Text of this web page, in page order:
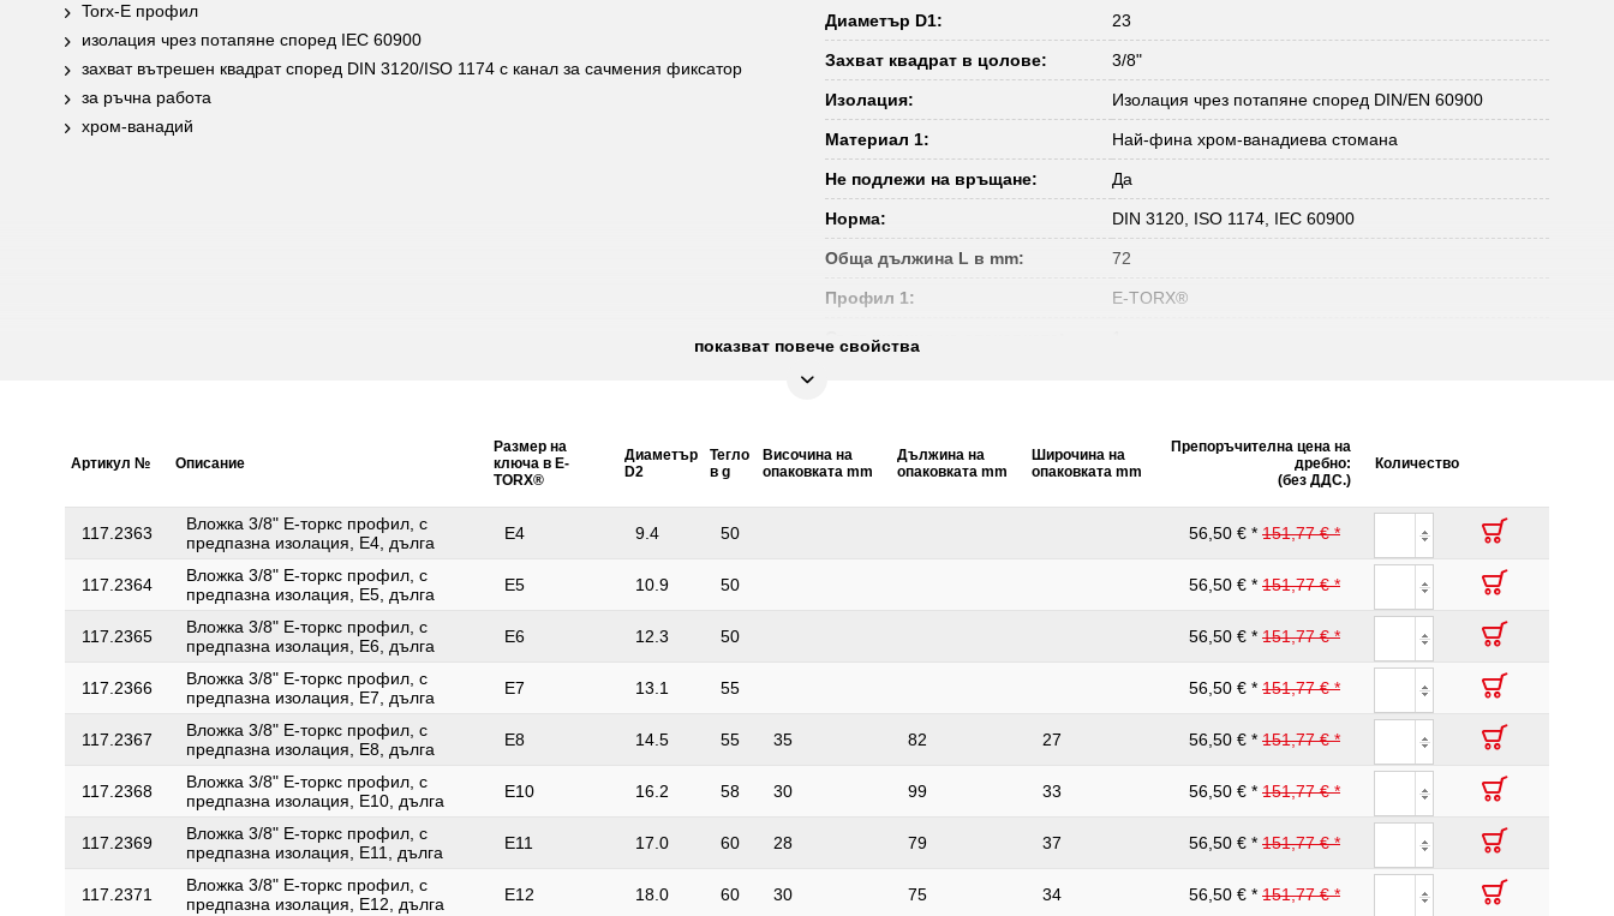
Torx-E профил
изолация чрез потапяне според IEC 60900
захват вътрешен квадрат според DIN 3120/ISO 1174 с канал за сачмения фиксатор
за ръчна работа
хром-ванадий
Диаметър D1: 23
Захват квадрат в цолове: 3/8"
Изолация: Изолация чрез потапяне според DIN/EN 60900
Материал 1: Най-фина хром-ванадиева стомана
Не подлежи на връщане: Да
Норма: DIN 3120, ISO 1174, IEC 60900
Обща дължина L в mm: 72
Профил 1: E-TORX®
Съдържание на опаковката:
Функции – атрибут 1: VDE тестван
показват повече свойства
Артикул № Описание
Размер на
ключа в E-
TORX®
Диаметър
D2
Тегло
в g
Височина на
опаковката mm
Дължина на
опаковката mm
Широчина на
опаковката mm
Препоръчителна цена на
дребно:
(без ДДС.)
Количество
117.2363
Вложка 3/8" Е-торкс профил, с
предпазна изолация, E4, дълга
E4 9.4 50 56,50 € * 151,77 € *
117.2364
Вложка 3/8" Е-торкс профил, с
предпазна изолация, E5, дълга
E5 10.9 50 56,50 € * 151,77 € *
117.2365
Вложка 3/8" Е-торкс профил, с
предпазна изолация, E6, дълга
E6 12.3 50 56,50 € * 151,77 € *
117.2366
Вложка 3/8" Е-торкс профил, с
предпазна изолация, E7, дълга
E7 13.1 55 56,50 € * 151,77 € *
117.2367
Вложка 3/8" Е-торкс профил, с
предпазна изолация, E8, дълга
E8 14.5 55 35 82 27 56,50 € * 151,77 € *
117.2368
Вложка 3/8" Е-торкс профил, с
предпазна изолация, E10, дълга
E10 16.2 58 30 99 33 56,50 € * 151,77 € *
117.2369
Вложка 3/8" Е-торкс профил, с
предпазна изолация, E11, дълга
E11 17.0 60 28 79 37 56,50 € * 151,77 € *
117.2371
Вложка 3/8" Е-торкс профил, с
предпазна изолация, E12, дълга
E12 18.0 60 30 75 34 56,50 € * 151,77 € *